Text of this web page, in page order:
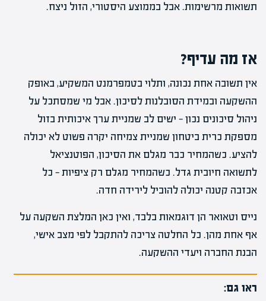
תשואות מרשימות. אבל בממוצע היסטורי, הזול ניצח.
אז מה עדיף?
אין תשובה אחת נכונה, ותלוי בטמפרמנט המשקיע, באופק
ההשקעה ובמידת הסובלנות לסיכון. אבל מי שמסתכל על
ניהול סיכונים נכון — ישים לב שמניית ערך איכותית בזול
מספקת כרית ביטחון שמניית צמיחה יקרה פשוט לא יכולה
להציע. כשהמחיר כבר מגלם את הסיכון, הפוטנציאל
לתשואה חיובית גדל. כשהמחיר מגלם רק ציפיות — כל
אכזבה קטנה יכולה להוביל לירידה חדה.
נייס וטאואר הן דוגמאות בלבד, ואין כאן המלצת השקעה על
אף אחת מהן. כל החלטה צריכה להתקבל לפי מצב אישי,
הבנת החברה ויעדי ההשקעה.
ראו גם: